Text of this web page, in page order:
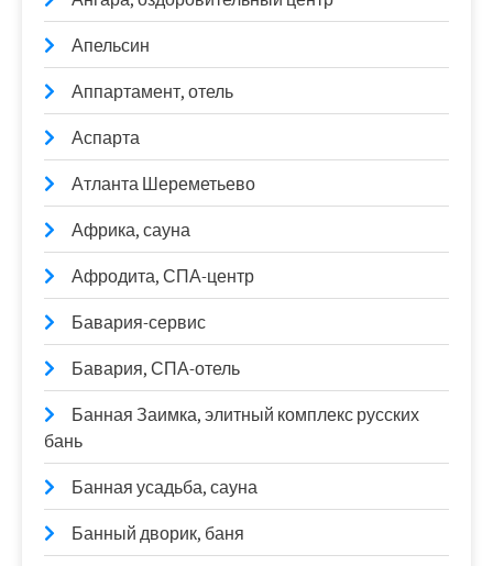
Апельсин
Аппартамент, отель
Аспарта
Атланта Шереметьево
Африка, сауна
Афродита, СПА-центр
Бавария-сервис
Бавария, СПА-отель
Банная Заимка, элитный комплекс русских
бань
Банная усадьба, сауна
Банный дворик, баня